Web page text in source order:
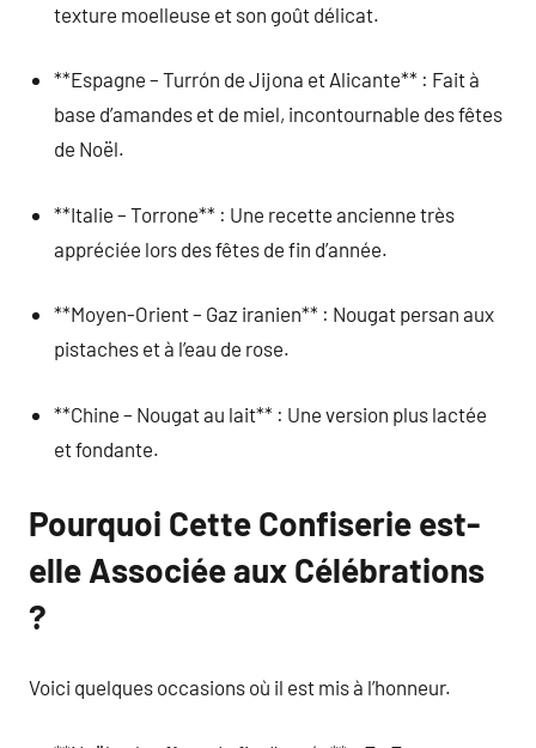
texture moelleuse et son goût délicat.
**Espagne – Turrón de Jijona et Alicante** : Fait à
base d’amandes et de miel, incontournable des fêtes
de Noël.
**Italie – Torrone** : Une recette ancienne très
appréciée lors des fêtes de fin d’année.
**Moyen-Orient – Gaz iranien** : Nougat persan aux
pistaches et à l’eau de rose.
**Chine – Nougat au lait** : Une version plus lactée
et fondante.
Pourquoi Cette Confiserie est-
elle Associée aux Célébrations
?
Voici quelques occasions où il est mis à l’honneur.